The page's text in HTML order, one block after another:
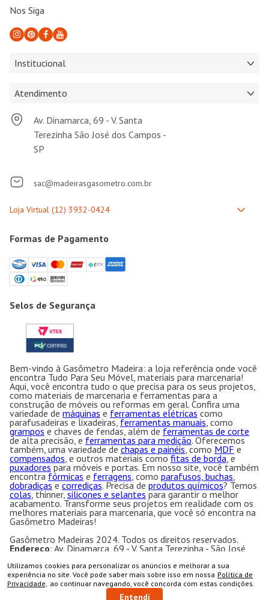
Utilizamos cookies para personalizar os anúncios e melhorar a sua
experiência no site. Você pode saber mais sobre isso em nossa Política de
Privacidade, ao continuar navegando, você concorda com estas condições.
Entendi
COMPRAR
Nos Siga
Institucional
Atendimento
Av. Dinamarca, 69 - V. Santa
Terezinha São José dos Campos -
SP
sac@madeirasgasometro.com.br
Formas de Pagamento
Selos de Segurança
Bem-vindo à Gasômetro Madeira: a loja referência onde você
encontra Tudo Para Seu Móvel, materiais para marcenaria!
Aqui, você encontra tudo o que precisa para os seus projetos,
como materiais de marcenaria e ferramentas para a
construção de móveis ou reformas em geral. Confira uma
variedade de máquinas e ferramentas elétricas como
parafusadeiras e lixadeiras,ferramentas manuais , como
grampos e chaves de fendas, além deferramentas de corte
de alta precisão, e ferramentas para medição. Oferecemos
também, uma variedade dechapas e painéis, como MDF e
compensados , e outros materiais comofitas de borda, e
puxadorespara móveis e portas. Em nosso site, você também
encontrafórmicas e ferragens , como parafusos, buchas
dobradiçasecorrediças. Precisa de produtos químicos? Temos
colas, thinner,silicones e selantes para garantir o melhor
acabamento. Transforme seus projetos em realidade com os
melhores materiais para marcenaria, que você só encontra na
Gasômetro Madeiras!
Gasômetro Madeiras 2024. Todos os direitos reservados.
Endereço: Av. Dinamarca, 69 - V. Santa Terezinha - São José
57
Gasômetro Madeiras | Ramuth & Ramuth LTDA - Loja
especializada em máquinas para marcenaria, acessórios e